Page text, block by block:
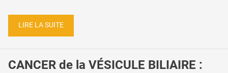
LIRE LA SUITE
CANCER de la VÉSICULE BILIAIRE :